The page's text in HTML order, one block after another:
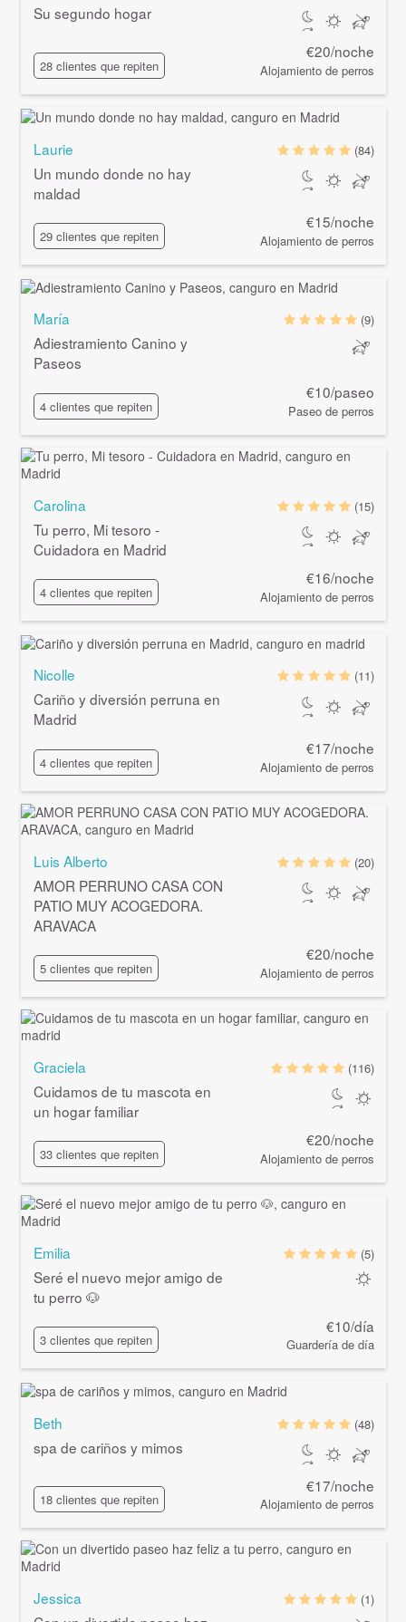
Su segundo hogar
28 clientes que repiten
€20/noche
Alojamiento de perros
Laurie
Un mundo donde no hay
maldad
29 clientes que repiten
(84)
€15/noche
Alojamiento de perros
María
Adiestramiento Canino y
Paseos
4 clientes que repiten
(9)
€10/paseo
Paseo de perros
Carolina
Tu perro, Mi tesoro -
Cuidadora en Madrid
4 clientes que repiten
(15)
€16/noche
Alojamiento de perros
Nicolle
Cariño y diversión perruna en
Madrid
4 clientes que repiten
(11)
€17/noche
Alojamiento de perros
Luis Alberto
AMOR PERRUNO CASA CON
PATIO MUY ACOGEDORA.
ARAVACA
5 clientes que repiten
(20)
€20/noche
Alojamiento de perros
Graciela
Cuidamos de tu mascota en
un hogar familiar
33 clientes que repiten
(116)
€20/noche
Alojamiento de perros
Emilia
Seré el nuevo mejor amigo de
tu perro 🐶
3 clientes que repiten
(5)
€10/día
Guardería de día
Beth
spa de cariños y mimos
18 clientes que repiten
(48)
€17/noche
Alojamiento de perros
Jessica
(1)